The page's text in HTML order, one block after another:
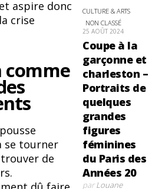
aspire donc
crise
comme
se tourner
de
CULTURE & ARTS
NON CLASSÉ
25 AOÛT 2024
Coupe à la
garçonne et
charleston –
Portraits de
quelques
grandes
figures
féminines
du Paris des
Années 20
parLouane